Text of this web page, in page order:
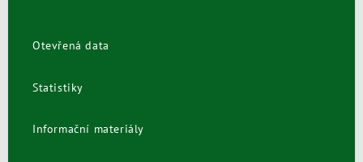
Otevřená data
Statistiky
Informační materiály